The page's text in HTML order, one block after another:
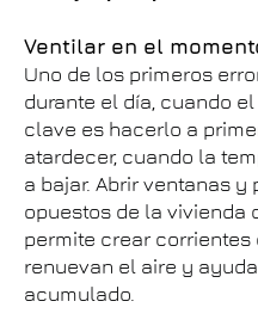
Ventilar en el
Uno de los primeros
durante el día, cuando
clave es hacerlo a
atardecer, cuando la
a bajar. Abrir ventanas y
opuestos de la vivienda
permite crear corrientes
renuevan el aire y
acumulado.